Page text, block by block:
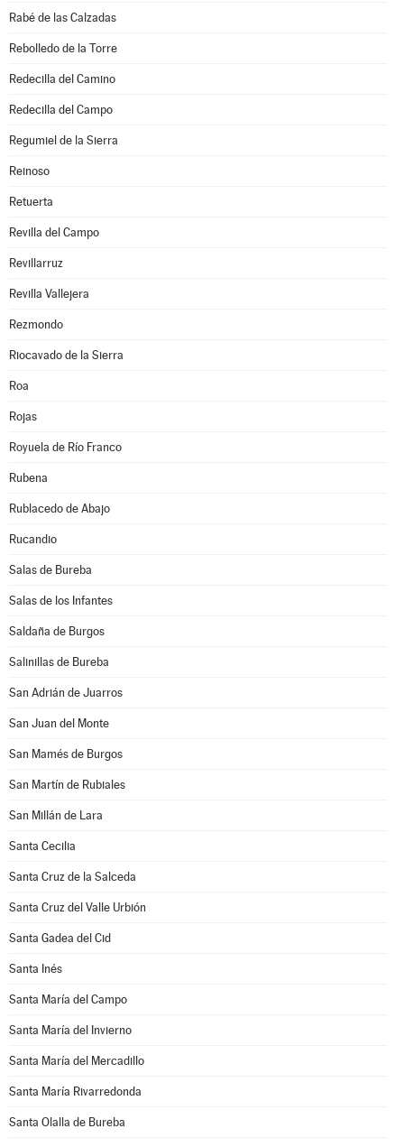
Rabé de las Calzadas
Rebolledo de la Torre
Redecilla del Camino
Redecilla del Campo
Regumiel de la Sierra
Reinoso
Retuerta
Revilla del Campo
Revillarruz
Revilla Vallejera
Rezmondo
Riocavado de la Sierra
Roa
Rojas
Royuela de Río Franco
Rubena
Rublacedo de Abajo
Rucandio
Salas de Bureba
Salas de los Infantes
Saldaña de Burgos
Salinillas de Bureba
San Adrián de Juarros
San Juan del Monte
San Mamés de Burgos
San Martín de Rubiales
San Millán de Lara
Santa Cecilia
Santa Cruz de la Salceda
Santa Cruz del Valle Urbión
Santa Gadea del Cid
Santa Inés
Santa María del Campo
Santa María del Invierno
Santa María del Mercadillo
Santa María Rivarredonda
Santa Olalla de Bureba